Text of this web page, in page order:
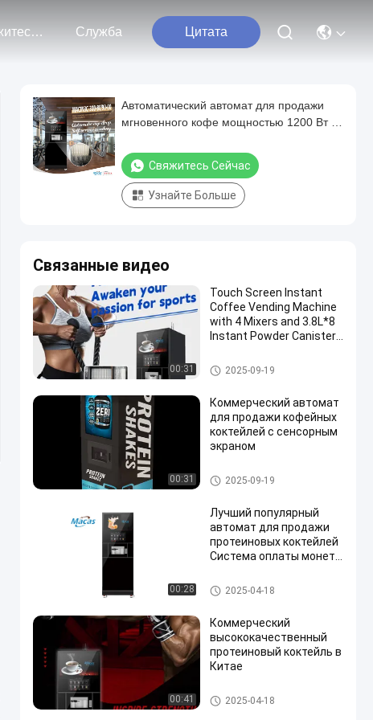
Свяжитесь С Нами Служба Цитата
Автоматический автомат для продажи
мгновенного кофе мощностью 1200 Вт с
обслуживания
Свяжитесь Сейчас
Узнайте Больше
Связанные видео
00:31
Touch Screen Instant
Coffee Vending Machine
with 4 Mixers and 3.8L*8
Instant Powder Canisters
Espresso Brewer
Автомат для продажи кофе
2025-09-19
00:31
Коммерческий автомат
для продажи кофейных
коктейлей с сенсорным
экраном
Автомат для продажи кофе
2025-09-19
00:28
Лучший популярный
автомат для продажи
протеиновых коктейлей
Система оплаты монет
Автомат для продажи кофе
2025-04-18
00:41
Коммерческий
высококачественный
протеиновый коктейль в
Китае
Автомат для продажи кофе
2025-04-18